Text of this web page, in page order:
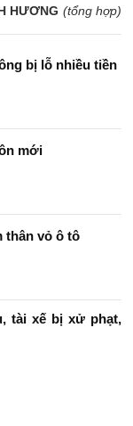
HƯƠNG (tổng hợp)
bị lỗ nhiều tiền
mới
thân vỏ ô tô
tài xế bị xử phạt,